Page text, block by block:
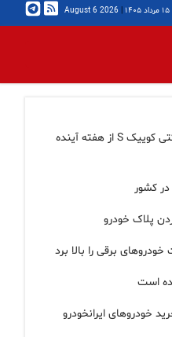
|
2026 August 6
سایپا از آغاز طرح فروش مشارکتی کوییک S از هفته آینده
کشور
پلاک خودرو
برقی را بالا برد
است